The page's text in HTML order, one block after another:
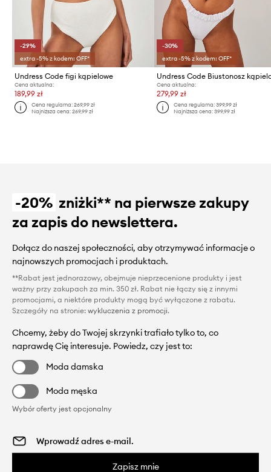
-29%
extra -5% z kodem: OFF*
Undress Code figi kąpielowe
Cena aktualna:
189,99 zł
Cena regularna:269,99 zł
Najniższa cena:269,99 zł
-30%
extra -5% z kodem: OFF*
Undress Code Biustonosz
Cena aktualna:
279,99 zł
Cena regularna: 399,99 zł
Najniższa cena: 399,99 zł
-20% zniżki** na pierwsze zakupy
za zapis do newslettera.
Dołącz do naszej społeczności, aby otrzymywać informacje o
najnowszych promocjach i produktach.
**Rabat jest jednorazowy, obejmuje nieprzecenione produkty i jest
ważny przy zakupach za min. 350 zł. Rabat nie łączy się z innymi
promocjami, a niektóre produkty mogą być wyłączone z rabatu.
Szczegóły na stronie: wykluczenia z promocji.
Chcemy, żeby do Twojej skrzynki trafiało tylko to, co
naprawdę Cię interesuje. Powiedz, czy jest to:
Moda damska
Moda męska
Wybór oferty jest opcjonalny
Zapisz mnie